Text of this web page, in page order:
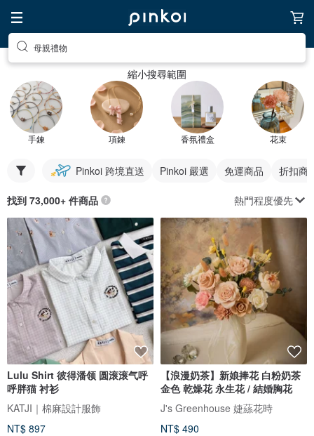
母親禮物
縮小搜尋範圍
手鍊 項鍊 香氛禮盒 花束
Pinkoi 跨境直送 Pinkoi 嚴選 免運商品 折扣商
找到 73,000+ 件商品 熱門程度優先
Lulu Shirt 彼得潘领 圆滚滚气呼
呼胖猫 衬衫
KATJI｜棉麻設計服飾
NT$ 897
【浪漫奶茶】新娘捧花 白粉奶茶
金色 乾燥花 永生花 / 結婚胸花
J's Greenhouse 婕蕬花時
NT$ 490